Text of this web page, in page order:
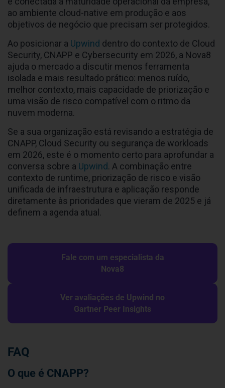
ao ambiente cloud-native em produção e aos
objetivos de negócio que precisam ser protegidos.
Ao posicionar a Upwind dentro do contexto de Cloud
Security, CNAPP e Cybersecurity em 2026, a Nova8
ajuda o mercado a discutir menos ferramenta
isolada e mais resultado prático: menos ruído,
melhor contexto, mais capacidade de priorização e
uma visão de risco compatível com o ritmo da
nuvem moderna.
Se a sua organização está revisando a estratégia de
CNAPP, Cloud Security ou segurança de workloads
em 2026, este é o momento certo para aprofundar a
conversa sobre a Upwind. A combinação entre
contexto de runtime, priorização de risco e visão
unificada de infraestrutura e aplicação responde
diretamente às prioridades que vieram de 2025 e já
definem a agenda atual.
Fale com um especialista da
Nova8
Ver avaliações de Upwind no
Gartner Peer Insights
FAQ
O que é CNAPP?